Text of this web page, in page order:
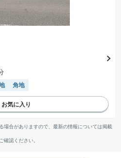
角地
場合がありますので、最新の情報については掲載
確認ください。